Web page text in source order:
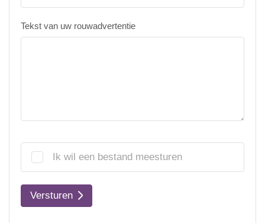
Tekst van uw rouwadvertentie
Ik wil een bestand meesturen
Versturen